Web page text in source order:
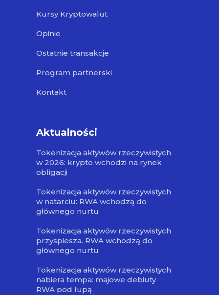
Kursy Kryptowalut
Opinie
Ostatnie transakcje
Program partnerski
Kontakt
Aktualności
Tokenizacja aktywów rzeczywistych
w 2026: krypto wchodzi na rynek
obligacji
Tokenizacja aktywów rzeczywistych
w natarciu: RWA wchodzą do
głównego nurtu
Tokenizacja aktywów rzeczywistych
przyspiesza. RWA wchodzą do
głównego nurtu
Tokenizacja aktywów rzeczywistych
nabiera tempa: majowe debiuty
RWA pod lupą